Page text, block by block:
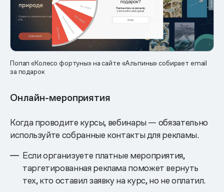
Попап «Колесо фортуны» на сайте «Альпины» собирает email
за подарок
Онлайн-мероприятия
Когда проводите курсы, вебинары — обязательно
используйте собранные контакты для рекламы.
Если организуете платные мероприятия,
таргетированная реклама поможет вернуть
тех, кто оставил заявку на курс, но не оплатил.